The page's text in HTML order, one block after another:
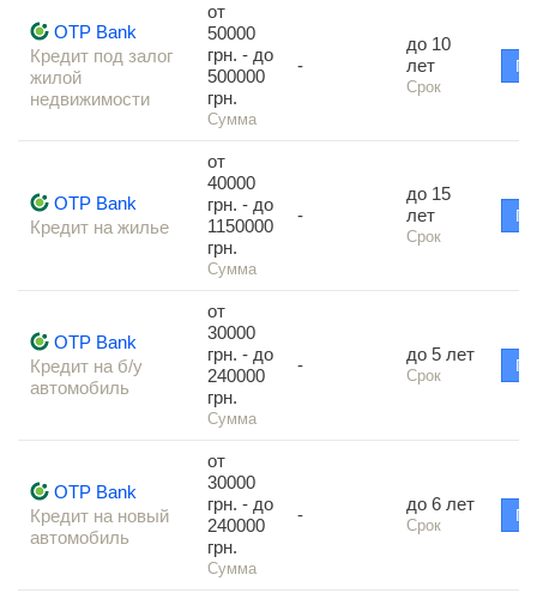
OTP Bank
Кредит под залог
жилой
недвижимости
от
50000
грн. - до
500000
грн.
Сумма
-
до 10
лет
Срок
OTP Bank
Кредит на жилье
от
40000
грн. - до
1150000
грн.
Сумма
-
до 15
лет
Срок
OTP Bank
Кредит на б/у
автомобиль
от
30000
грн. - до
240000
грн.
Сумма
-
до 5 лет
Срок
OTP Bank
Кредит на новый
автомобиль
от
30000
грн. - до
240000
грн.
Сумма
-
до 6 лет
Срок